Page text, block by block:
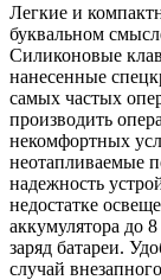
Легкие и
буквальном
Силиконовые
нанесенные
самых частых
производить
некомфортных
неотапливаемые
надежность
недостатке
аккумулятора до
заряд батареи.
случай